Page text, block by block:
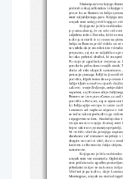
Shakespearovo knjigo
prebrali nekaj odlomkov iz knjige
prizor ko se Romeo in Julija
smrt zaljubljenega para. Knjigo
ampak sem sedaj prvič knjigo v
Knjiga mi je bila vsebinsko
jo pozna skoraj, če ne celo cel
zaljubita točno človeka, ki bi se
tudi njuni starši in to ravno na
Julija in Romeo prvič videla on ni
ni vedela da je on edini sin v
prepozno, saj sta se zaljubila na
bo tako pobotal družini, ki sta sprti
Po moje je zgodba kar verjetna za
poroke in prihodnost svojih otrok.
doma ali celo skupnih
pestunja pomaga Juliji in ji uredi
poročita, kljub temu da se
Julija kljub sovraštvu njunih
zaživeti  svoje življenje, nekje
napetost, saj Romeo ubije
Romeo ne izve pravočasno za
poročila s Parisom, saj si njeni
ko Julija spije »strup« in umre za
Lorenzev sel najde se odpravi v
se točno takrat prebudi in ga vidi
z njegovim nožem. Naslednji dan
izvejo resnico o njiju. Komaj smrt
bojno sekiro in postanejo prijatelji.
Ni mi bilo všeč da je knjiga
dandanes več romanov ne pišejo
drugim mi tudi ni všeč, da si v
katerem se Romeo in Julija
samomore.
Knjiga mi je bila vsebinsko
ampak sem vse razumela.
sem pričakovala zgodbo
pištolami in kjer se na koncu
Všeč mi je pa tudi to, da je
Montegove, ampak na malo